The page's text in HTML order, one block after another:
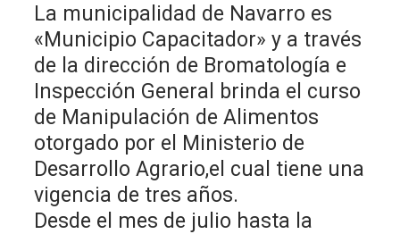
La municipalidad de Navarro es
«Municipio Capacitador» y a través
de la dirección de Bromatología e
Inspección General brinda el curso
de Manipulación de Alimentos
otorgado por el Ministerio de
Desarrollo Agrario,el cual tiene una
vigencia de tres años.
Desde el mes de julio hasta la